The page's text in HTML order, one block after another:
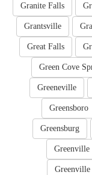
Granite Falls
Grantsville
Great Falls
Green Cove
Greeneville
Greensboro
Greensburg
Greenville
Greenville